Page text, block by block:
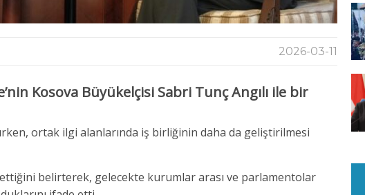
2026-03-11
Kosova Büyükelçisi Sabri Tunç Angılı ile bir
ortak ilgi alanlarında iş birliğinin daha da geliştirilmesi
belirterek, gelecekte kurumlar arası ve parlamentolar